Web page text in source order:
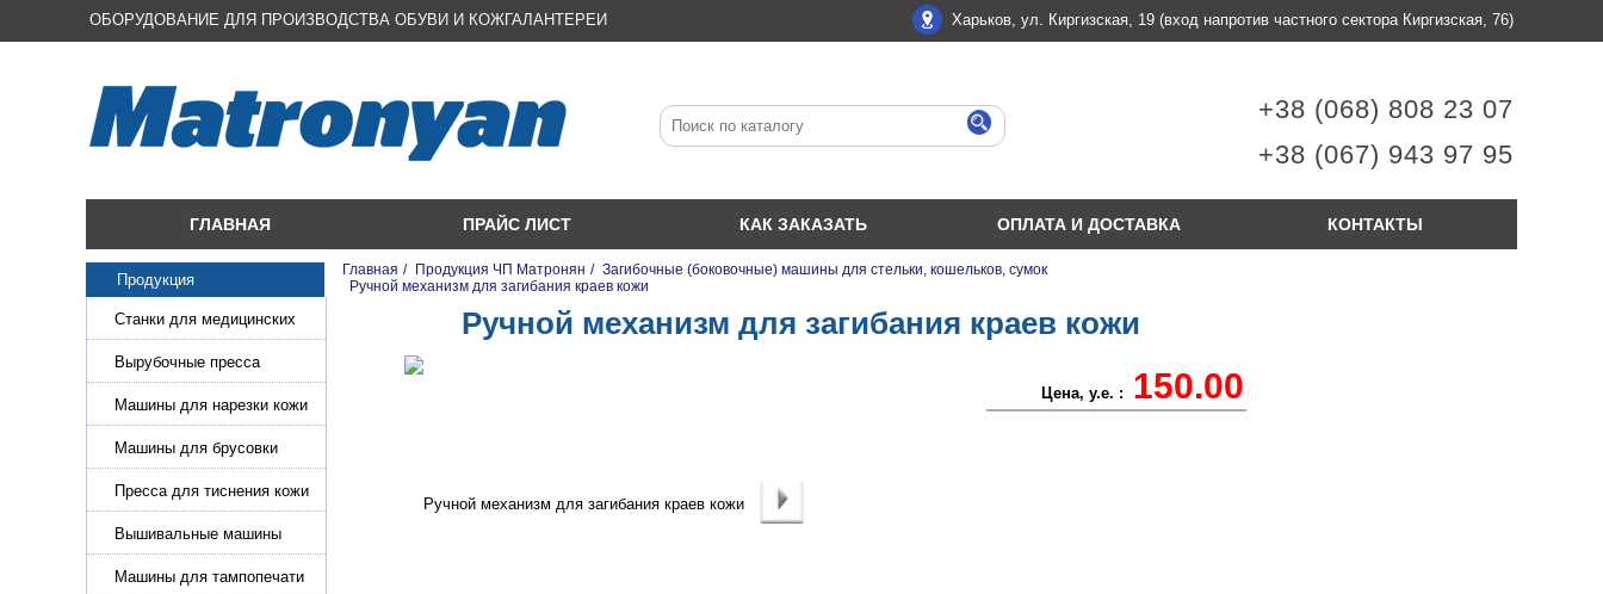
ОБОРУДОВАНИЕ ДЛЯ ПРОИЗВОДСТВА ОБУВИ И КОЖГАЛАНТЕРЕИ Харьков, ул. Киргизская, 19 (вход напротив частного сектора Киргизская, 76)
+38 (068) 808 23 07
+38 (067) 943 97 95
ГЛАВНАЯ ПРАЙС ЛИСТ КАК ЗАКАЗАТЬ ОПЛАТА И ДОСТАВКА КОНТАКТЫ
Продукция
Станки для медицинских
масок
Вырубочные пресса
Машины для нарезки кожи
и стропы
Машины для брусовки
кожи,меха,поролона
Пресса для тиснения кожи
Вышивальные машины
Машины для тампопечати
Главная / Продукция ЧП Матронян / Загибочные (боковочные) машины для стельки, кошельков, сумок
Ручной механизм для загибания краев кожи
Ручной механизм для загибания краев кожи
Цена, у.е. : 150.00